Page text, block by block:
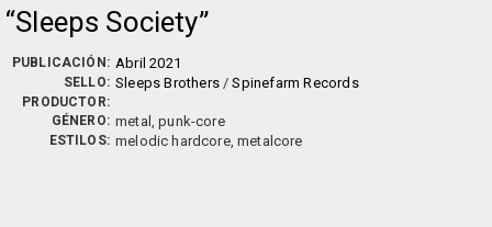
Sleeps Society
PUBLICACIÓN: Abril 2021
SELLO: Sleeps Brothers/Spinefarm Records
PRODUCTOR:
GÉNERO: metal, punk-core
ESTILOS: melodic hardcore, metalcore